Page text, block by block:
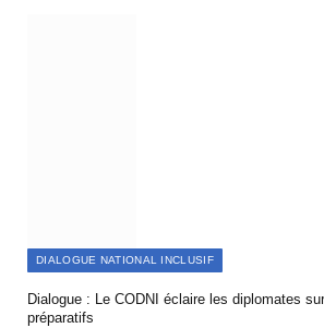
DIALOGUE NATIONAL INCLUSIF
Dialogue : Le CODNI éclaire les diplomates
préparatifs